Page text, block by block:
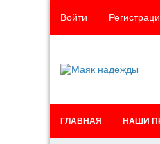
Войти
ГЛАВНАЯ НАШИ